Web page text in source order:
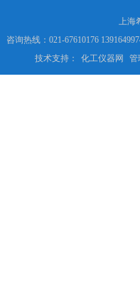
上海
咨询热线：021-67610176
技术支持：
化工仪器网 管